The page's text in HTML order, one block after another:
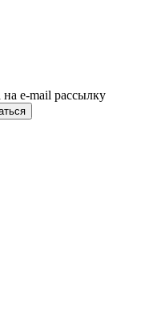
e-mail рассылку